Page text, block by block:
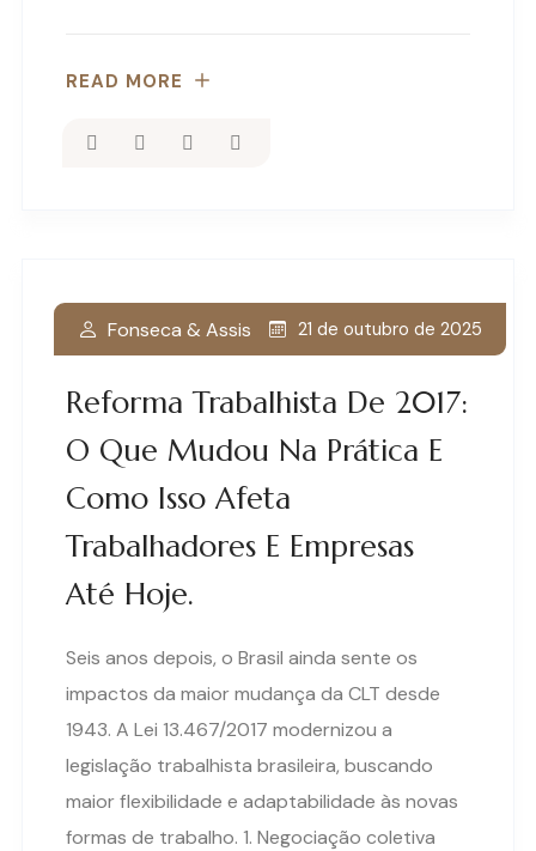
READ MORE
Reforma Trabalhista De 2017:
O Que Mudou Na Prática E
Como Isso Afeta
Trabalhadores E Empresas
Até Hoje.
Fonseca & Assis 21 de outubro de 2025
Seis anos depois, o Brasil ainda sente os
impactos da maior mudança da CLT desde
1943. A Lei 13.467/2017 modernizou a
legislação trabalhista brasileira, buscando
maior flexibilidade e adaptabilidade às novas
formas de trabalho. 1. Negociação coletiva